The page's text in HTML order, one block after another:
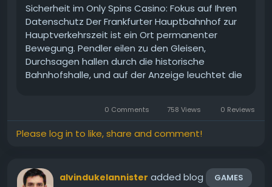
Sicherheit im Only Spins Casino: Fokus auf Ihren
Datenschutz Der Frankfurter Hauptbahnhof zur
Hauptverkehrszeit ist ein Ort permanenter
Bewegung. Pendler eilen zu den Gleisen,
Durchsagen hallen durch die historische
Bahnhofshalle, und auf der Anzeige leuchtet die
perfektes Zeitfenster, um die...
0 Comments 758 Views 0 Reviews
Please log in to like, share and comment!
alvindukelannister added blog GAMES